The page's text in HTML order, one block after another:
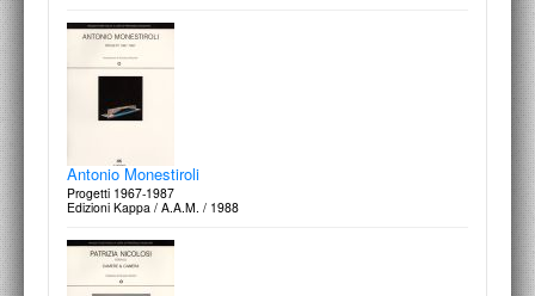
Progetti e disegni 1960-1980
Edizioni Centro Di / 1984
Edizioni Kappa / A.A.M. / 1987
Antonio Monestiroli
Progetti 1967-1987
Edizioni Kappa / A.A.M. / 1988